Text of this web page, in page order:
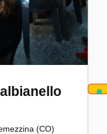
(CO)